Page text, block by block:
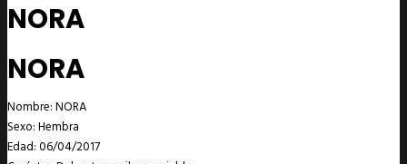
NORA
NORA
Nombre: NORA
Sexo: Hembra
Edad: 06/04/2017